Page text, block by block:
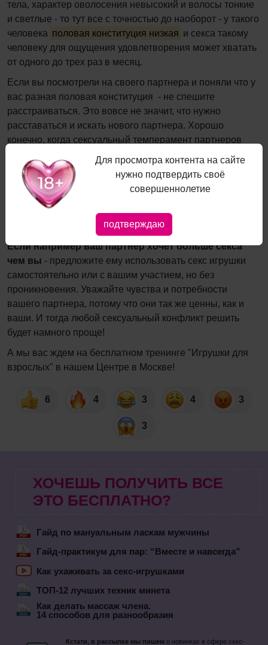
тела, характер оволосения невысокий и волосы тонкие
и светлые - то тут все с точностью до наоборот - у такого
человека половая конституция низкая и секса такому
человеку для ощущения удовлетворения может хватать
от одного до трех раз в месяц.
Если вы посмотрели на своего партнера и поняли что у
вас разная половая конституция - не спешите
расстраиваться. Это вовсе не значит, что нужно
расставаться и искать нового партнера. Хорошо
конечно, когда сексуальный темперамент партнеров
совпадает, так больше вероятности что сексуальных
проблем и недопониманий в паре будет меньше и
разрешаться они будут легче. Однако даже если вы
понимаете что в вашей паре есть сексуальное
недопонимание с точки зрения количества и качества
секса - говорите об этом, обсуждайте это с партнером.
Если например ваш партнёр хочет больше секса
чем вы - предложите ему использовать секс игрушки
самостоятельно или с вашим участием, но без
проникновения. Уважайте чувства и потребности
вашего партнера, потому что они так же ценны, как и
ваши. И тогда любой сексуальный конфликт решить
будет намного проще!
А мы вас ждем на бесплатном тренинге "Игрушки для
взрослых" в нашем Центре в Москве!
6 4 3 4 3
3
ХОЧЕШЬ ПОЛУЧИТЬ ВСЕ
ЭТО БЕСПЛАТНО?
Гайд по мануальным ласкам мужчины
Гайд-практикум для пар: “Вместе и навсегда”
Как ухаживать за секс-игрушками
ТОП-12 лучших техник минета
Как делать массаж члена.
14 способов для разнообразия
Кстати, в рассылке мы пишем о новинках в сфере секс-
Для просмотра контента на сайте
нужно подтвердить своё
совершеннолетие
подтверждаю